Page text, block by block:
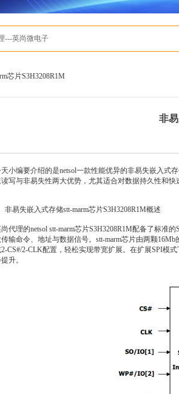
英尚微电子
芯片S3H3208R1M
非
编要介绍的是netsol一款性能优异的非易失嵌入式
写与非易失性两大优势，尤其适合对数据持久性和快
易失嵌入式存储stt-marm芯片S3H3208R1M概述
理的netsol stt-marm芯片S3H3208R1M配备了标准的
输命令、地址与数据信号。stt-marm芯片由两颗
CS#/2-CLK配置，轻松实现带宽扩展。在扩展SPI模
升。